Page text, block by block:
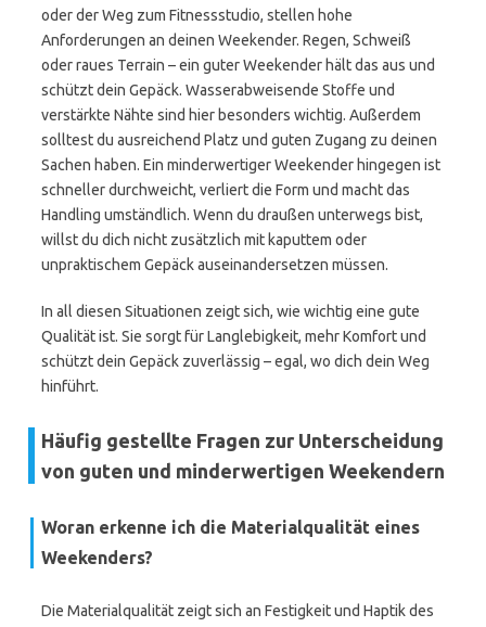
oder der Weg zum Fitnessstudio, stellen hohe
Anforderungen an deinen Weekender. Regen, Schweiß
oder raues Terrain – ein guter Weekender hält das aus und
schützt dein Gepäck. Wasserabweisende Stoffe und
verstärkte Nähte sind hier besonders wichtig. Außerdem
solltest du ausreichend Platz und guten Zugang zu deinen
Sachen haben. Ein minderwertiger Weekender hingegen ist
schneller durchweicht, verliert die Form und macht das
Handling umständlich. Wenn du draußen unterwegs bist,
willst du dich nicht zusätzlich mit kaputtem oder
unpraktischem Gepäck auseinandersetzen müssen.
In all diesen Situationen zeigt sich, wie wichtig eine gute
Qualität ist. Sie sorgt für Langlebigkeit, mehr Komfort und
schützt dein Gepäck zuverlässig – egal, wo dich dein Weg
hinführt.
Häufig gestellte Fragen zur Unterscheidung
von guten und minderwertigen Weekendern
Woran erkenne ich die Materialqualität eines
Weekenders?
Die Materialqualität zeigt sich an Festigkeit und Haptik des